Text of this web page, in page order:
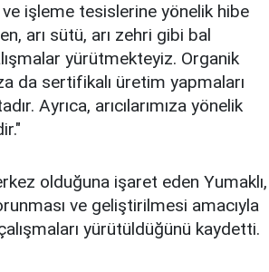
ve işleme tesislerine yönelik hibe
arı sütü, arı zehri gibi bal
yürütmekteyiz. Organik
da sertifikalı üretim yapmaları
Ayrıca, arıcılarımıza yönelik
olduğuna işaret eden Yumaklı,
ve geliştirilmesi amacıyla
yürütüldüğünü kaydetti.